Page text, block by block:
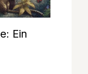
Ein